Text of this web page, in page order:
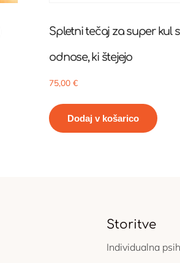
Spletni tečaj za super kul
odnose, ki štejejo
75,00€
Dodaj v košarico
Storitve
Individualna